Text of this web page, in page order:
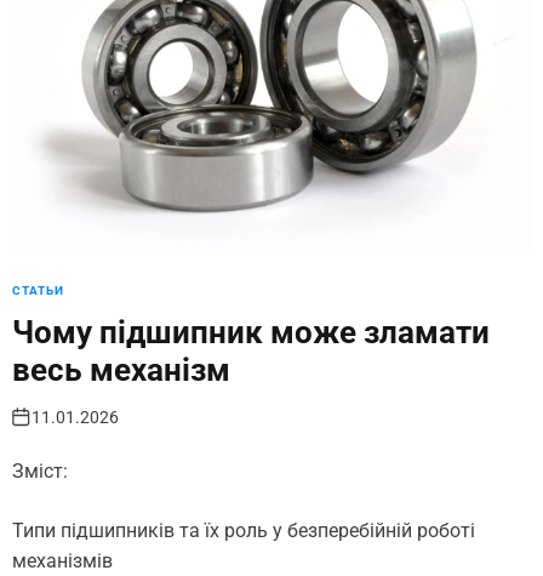
СТАТЬИ
Чому підшипник може зламати
весь механізм
11.01.2026
Зміст:
Типи підшипників та їх роль у безперебійній роботі
механізмів